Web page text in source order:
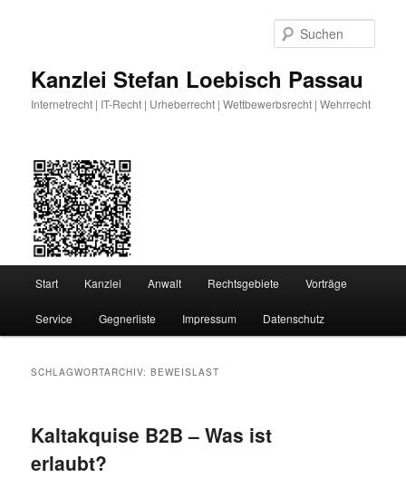
Kanzlei Stefan Loebisch Passau
Internetrecht | IT-Recht | Urheberrecht | Wettbewerbsrecht | Wehrrecht
Start Kanzlei Anwalt Rechtsgebiete Vorträge
Service Gegnerliste Impressum Datenschutz
SCHLAGWORTARCHIV:BEWEISLAST
Kaltakquise B2B – Was ist
erlaubt?